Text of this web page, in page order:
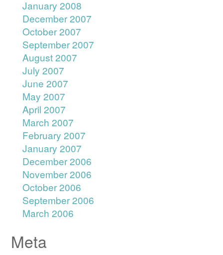
January 2008
December 2007
October 2007
September 2007
August 2007
July 2007
June 2007
May 2007
April 2007
March 2007
February 2007
January 2007
December 2006
November 2006
October 2006
September 2006
March 2006
Meta